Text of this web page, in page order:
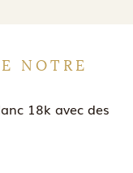
NOTRE
18k avec des